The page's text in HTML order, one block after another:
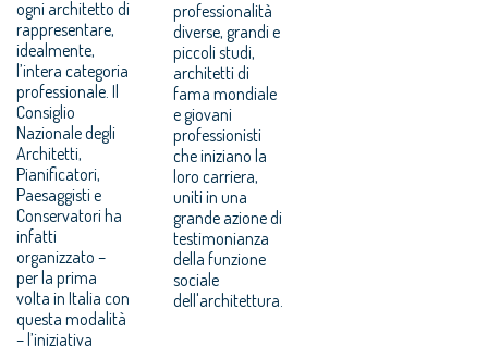
ogni architetto di
rappresentare,
idealmente,
l’intera categoria
professionale. Il
Consiglio
Nazionale degli
Architetti,
Pianificatori,
Paesaggisti e
Conservatori ha
infatti
organizzato –
per la prima
volta in Italia con
questa modalità
– l’iniziativa
professionalità
diverse, grandi e
piccoli studi,
architetti di
fama mondiale
e giovani
professionisti
che iniziano la
loro carriera,
uniti in una
grande azione di
testimonianza
della funzione
sociale
dell'architettura.